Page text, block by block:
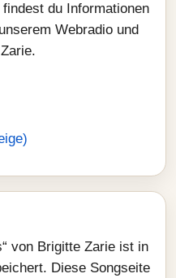
du Informationen
Webradio und
von Brigitte Zarie ist in
Diese Songseite